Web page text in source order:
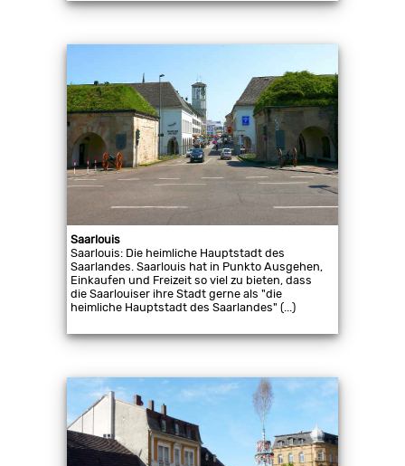
Saarlouis
Saarlouis: Die heimliche Hauptstadt des
Saarlandes. Saarlouis hat in Punkto Ausgehen,
Einkaufen und Freizeit so viel zu bieten, dass
die Saarlouiser ihre Stadt gerne als "die
heimliche Hauptstadt des Saarlandes" (...)